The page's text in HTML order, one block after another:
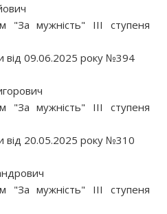
"За мужність" III ступеня
від 09.06.2025 року №394
"За мужність" III ступеня
від 20.05.2025 року №310
"За мужність" III ступеня